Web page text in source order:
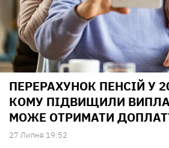
ПЕРЕРАХУНОК ПЕНСІЙ У
КОМУ ПІДВИЩИЛИ
МОЖЕ ОТРИМАТИ
27 Липня 19:52